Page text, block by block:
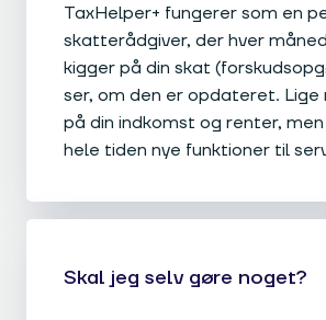
TaxHelper+ fungerer som en
skatterådgiver, der hver
kigger på din skat
ser, om den er opdateret. Lige
på din indkomst og renter,
hele tiden nye funktioner til
Skal jeg selv gøre noget?